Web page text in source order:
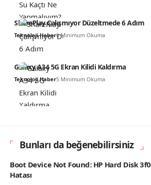
SharePlay Çalışmıyor Düzeltmede 6 Adım
Teknoloji Haber6 Minimum Okuma
Galaxy A34 5G Ekran Kilidi Kaldırma
Teknoloji Haber5 Minimum Okuma
Bunları da beğenebilirsiniz
Boot Device Not Found: HP Hard Disk 3f0
Hatası